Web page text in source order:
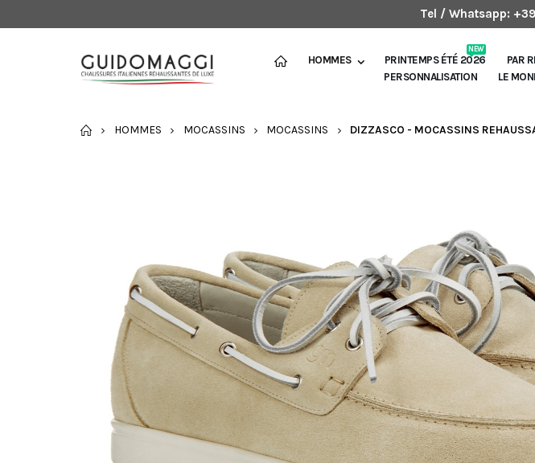
Tel / Whatsapp:
HOMMES PRINTEMPS ÉTÉ 2026
NEW
PAR
PERSONNALISATION
LE
ACCUEIL
HOMMES MOCASSINS MOCASSINS DIZZASCO - MOCASSINS